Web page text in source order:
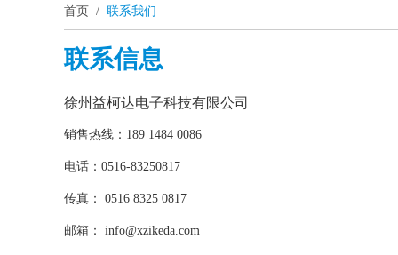
首页 / 联系我们
联系信息
徐州益柯达电子科技有限公司
销售热线：189 1484 0086
电话：0516-83250817
传真： 0516 8325 0817
邮箱： info@xzikeda.com